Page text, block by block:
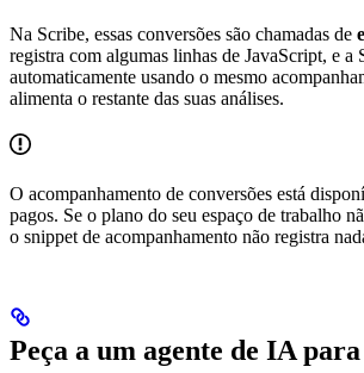
Na Scribe, essas conversões são chamadas de
registra com algumas linhas de JavaScript, e a
automaticamente usando o mesmo
alimenta o restante das suas análises.
O acompanhamento de conversões está
pagos. Se o plano do seu espaço de trabalho
o snippet de acompanhamento não registra
Peça a um agente de IA